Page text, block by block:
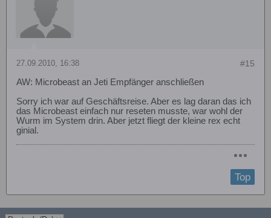
#15
27.09.2010, 16:38
AW: Microbeast an Jeti Empfänger anschließen
Sorry ich war auf Geschäftsreise. Aber es lag daran das ich
das Microbeast einfach nur reseten musste, war wohl der
Wurm im System drin. Aber jetzt fliegt der kleine rex echt
ginial.
Top